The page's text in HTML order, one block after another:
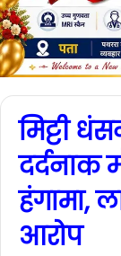
मिट्टी
दर्दनाक
हंगामा,
आरोप